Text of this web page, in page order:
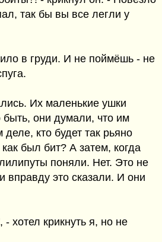
так бы вы все легли у
в груди. И не поймёшь - не
Их маленькие ушки
они думали, что им
кто будет так рьяно
как был бит? А затем, когда
поняли. Нет. Это не
это сказали. И они
хотел крикнуть я, но не